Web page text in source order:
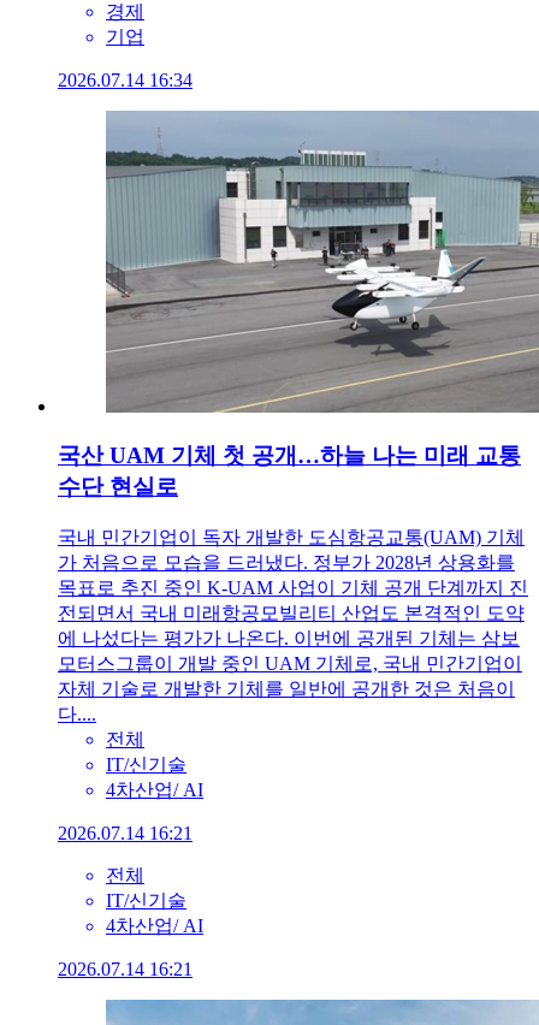
경제
기업
2026.07.14 16:34
국산 UAM 기체 첫 공개…하늘 나는 미래 교통
수단 현실로
국내 민간기업이 독자 개발한 도심항공교통(UAM) 기체
가 처음으로 모습을 드러냈다. 정부가 2028년 상용화를
목표로 추진 중인 K-UAM 사업이 기체 공개 단계까지 진
전되면서 국내 미래항공모빌리티 산업도 본격적인 도약
에 나섰다는 평가가 나온다. 이번에 공개된 기체는 삼보
모터스그룹이 개발 중인 UAM 기체로, 국내 민간기업이
자체 기술로 개발한 기체를 일반에 공개한 것은 처음이
다....
전체
IT/신기술
4차산업/ AI
2026.07.14 16:21
전체
IT/신기술
4차산업/ AI
2026.07.14 16:21